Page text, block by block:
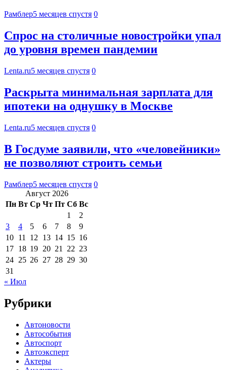
Рамблер5 месяцев спустя 0
Спрос на столичные новостройки упал
до уровня времен пандемии
Lenta.ru5 месяцев спустя 0
Раскрыта минимальная зарплата для
ипотеки на однушку в Москве
Lenta.ru5 месяцев спустя 0
В Госдуме заявили, что «человейники»
не позволяют строить семьи
Рамблер5 месяцев спустя 0
Август 2026
Пн Вт Ср Чт Пт Сб Вс
1
2
3
4 5 6 7 8
9
10 11 12 13 14 15 16
17 18 19 20 21 22 23
24 25 26 27 28 29 30
31
« Июл
Рубрики
Автоновости
Автособытия
Автоспорт
Автоэксперт
Актеры